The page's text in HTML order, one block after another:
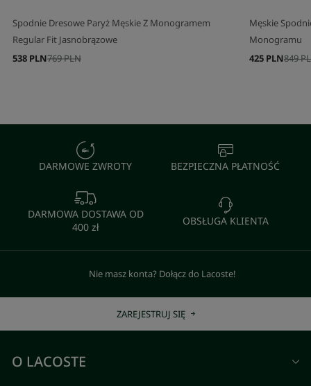
Spodnie Dresowe Paryż Męskie Z Monogramem
Regular Fit Jasnobrązowe
769 PLN
538 PLN
Męskie
Monogramu
849
425 PLN
DARMOWE ZWROTY BEZPIECZNA PŁATNOŚĆ
DARMOWA DOSTAWA OD
400 zł
OBSŁUGA KLIENTA
Nie masz konta? Dołącz do Lacoste!
ZAREJESTRUJ SIĘ
O LACOSTE